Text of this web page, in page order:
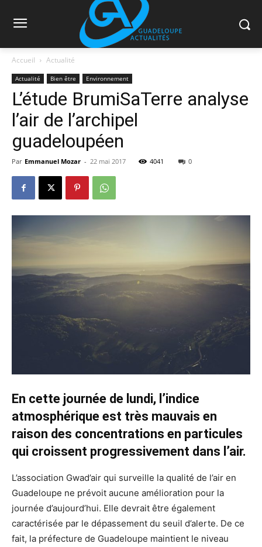
Accueil Actualité
Actualité Bien être Environnement
L’étude BrumiSaTerre analyse
l’air de l’archipel
guadeloupéen
Par Emmanuel Mozar - 22 mai 2017 4041 0
En cette journée de lundi, l’indice
atmosphérique est très mauvais en
raison des concentrations en particules
qui croissent progressivement dans l’air.
L’association Gwad’air qui surveille la qualité de l’air en
Guadeloupe ne prévoit aucune amélioration pour la
journée d’aujourd’hui. Elle devrait être également
caractérisée par le dépassement du seuil d’alerte. De ce
fait, la préfecture de Guadeloupe maintient le niveau